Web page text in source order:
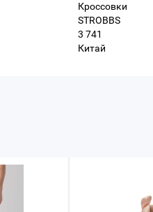
Кроссовки
STROBBS
3 741
Китай